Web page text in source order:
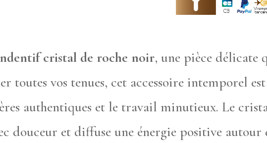
déesse
cristal de roche noir, une pièce
toutes vos tenues, cet accessoire intemporel
authentiques et le travail minutieux. Le
douceur et diffuse une énergie positive autour